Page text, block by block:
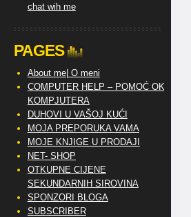
chat wih me
PAGES
About me| O meni
COMPUTER HELP – POMOĆ OKO
KOMPJUTERA
DUHOVI U VAŠOJ KUĆI
MOJA PREPORUKA VAMA
MOJE KNJIGE U PRODAJI
NET- SHOP
OTKUPNE CIJENE
SEKUNDARNIH SIROVINA
SPONZORI BLOGA
SUBSCRIBER